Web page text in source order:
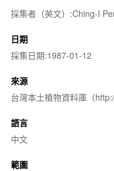
採集者（英文）:Ching-I
日期
採集日期:1987-01-12
來源
台灣本土植物資料庫（
語言
中文
範圍